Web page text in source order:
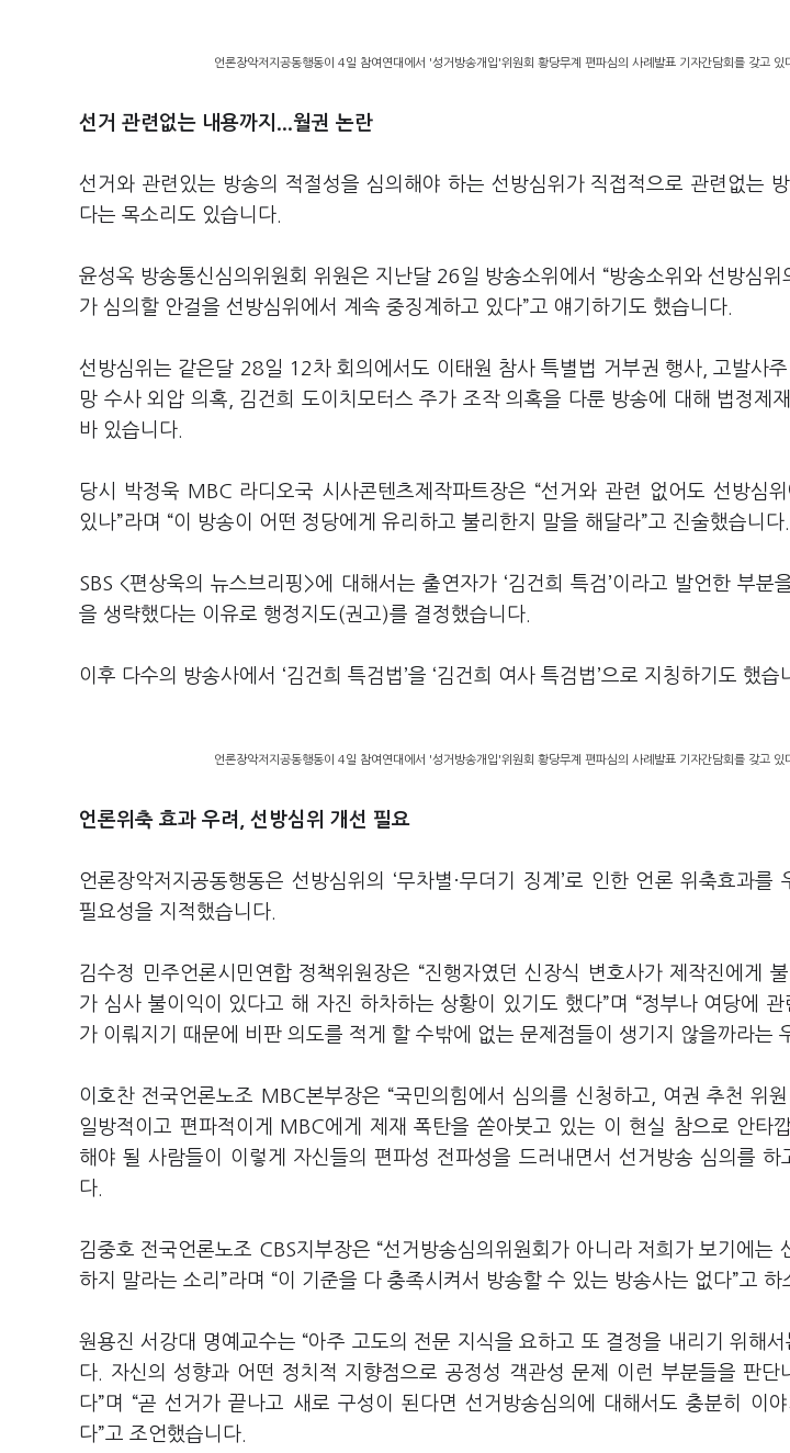
언론장악저지공동행동이 4일 참여연대에서 '성거방송개입'위원회 황당무계 편파심의 사례발표 기자간담회를 갖고 있
선거 관련없는 내용까지...월권 논란
선거와 관련있는 방송의 적절성을 심의해야 하는 선방심위가 직접적으로 관련없는
다는 목소리도 있습니다.
윤성옥 방송통신심의위원회 위원은 지난달 26일 방송소위에서 “방송소위와 선방심위
가 심의할 안걸을 선방심위에서 계속 중징계하고 있다”고 얘기하기도 했습니다.
선방심위는 같은달 28일 12차 회의에서도 이태원 참사 특별법 거부권 행사, 고발사
망 수사 외압 의혹, 김건희 도이치모터스 주가 조작 의혹을 다룬 방송에 대해 법정제
바 있습니다.
당시 박정욱 MBC 라디오국 시사콘텐츠제작파트장은 “선거와 관련 없어도 선방심
있나”라며 “이 방송이 어떤 정당에게 유리하고 불리한지 말을 해달라”고 진술했습니다.
SBS <편상욱의 뉴스브리핑>에 대해서는 출연자가 ‘김건희 특검’이라고 발언한 부분
을 생략했다는 이유로 행정지도(권고)를 결정했습니다.
이후 다수의 방송사에서 ‘김건희 특검법’을 ‘김건희 여사 특검법’으로 지칭하기도 했습
언론장악저지공동행동이 4일 참여연대에서 '성거방송개입'위원회 황당무계 편파심의 사례발표 기자간담회를 갖고 있
언론위축 효과 우려, 선방심위 개선 필요
언론장악저지공동행동은 선방심위의 ‘무차별·무더기 징계’로 인한 언론 위축효과를
필요성을 지적했습니다.
김수정 민주언론시민연합 정책위원장은 “진행자였던 신장식 변호사가 제작진에게
가 심사 불이익이 있다고 해 자진 하차하는 상황이 있기도 했다”며 “정부나 여당에
가 이뤄지기 때문에 비판 의도를 적게 할 수밖에 없는 문제점들이 생기지 않을까라는
이호찬 전국언론노조 MBC본부장은 “국민의힘에서 심의를 신청하고, 여권 추천 위
일방적이고 편파적이게 MBC에게 제재 폭탄을 쏟아붓고 있는 이 현실 참으로 안타
해야 될 사람들이 이렇게 자신들의 편파성 전파성을 드러내면서 선거방송 심의를 하
다.
김중호 전국언론노조 CBS지부장은 “선거방송심의위원회가 아니라 저희가 보기에는
하지 말라는 소리”라며 “이 기준을 다 충족시켜서 방송할 수 있는 방송사는 없다”고 하
원용진 서강대 명예교수는 “아주 고도의 전문 지식을 요하고 또 결정을 내리기 위해
다. 자신의 성향과 어떤 정치적 지향점으로 공정성 객관성 문제 이런 부분들을 판단
다”며 “곧 선거가 끝나고 새로 구성이 된다면 선거방송심의에 대해서도 충분히 이
다”고 조언했습니다.